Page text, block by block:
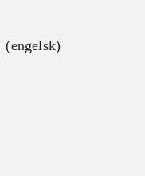
(engelsk)